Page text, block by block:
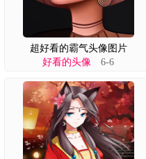
超好看的霸气头像图片
好看的头像 6-6